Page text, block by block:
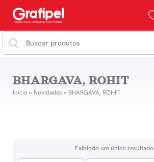
BHARGAVA, ROHIT
Início» Novidades » BHARGAVA, ROHIT
Exibindo um único resultado